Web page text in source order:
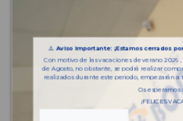
⚠️ Aviso importante: ¡Estamos cerrados
Con motivo de las vacaciones de verano 2026
de Agosto, no obstante, se podrá realizar
realizados durante este periodo, empezarán a
Os esperamos
¡FELICES